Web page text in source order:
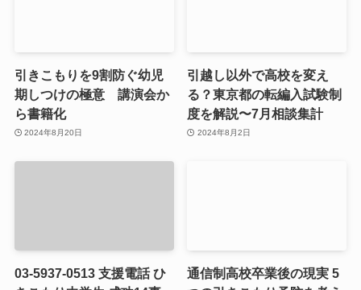
引きこもりを9割防ぐ幼児
期しつけの極意 講演会か
ら書籍化
2024年8月20日
引越し以外で高校を変え
る？東京都の転編入試験制
度を解説〜7月相談集計
2024年8月2日
03-5937-0513 支援電話 ひ
通信制高校卒業後の現実 5